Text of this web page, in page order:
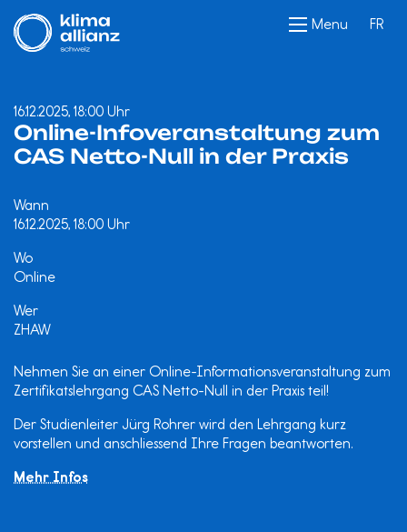
Menu FR
16.12.2025, 18:00 Uhr
Online-Infoveranstaltung zum
CAS Netto-Null in der Praxis
Wann
16.12.2025, 18:00 Uhr
Wo
Online
Wer
ZHAW
Nehmen Sie an einer Online-Informationsveranstaltung zum
Zertifikatslehrgang CAS Netto-Null in der Praxis teil!
Der Studienleiter Jürg Rohrer wird den Lehrgang kurz
vorstellen und anschliessend Ihre Fragen beantworten.
Mehr Infos